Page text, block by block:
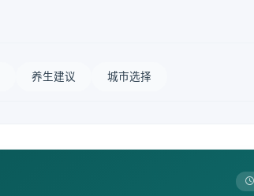
养生建议 城市选择